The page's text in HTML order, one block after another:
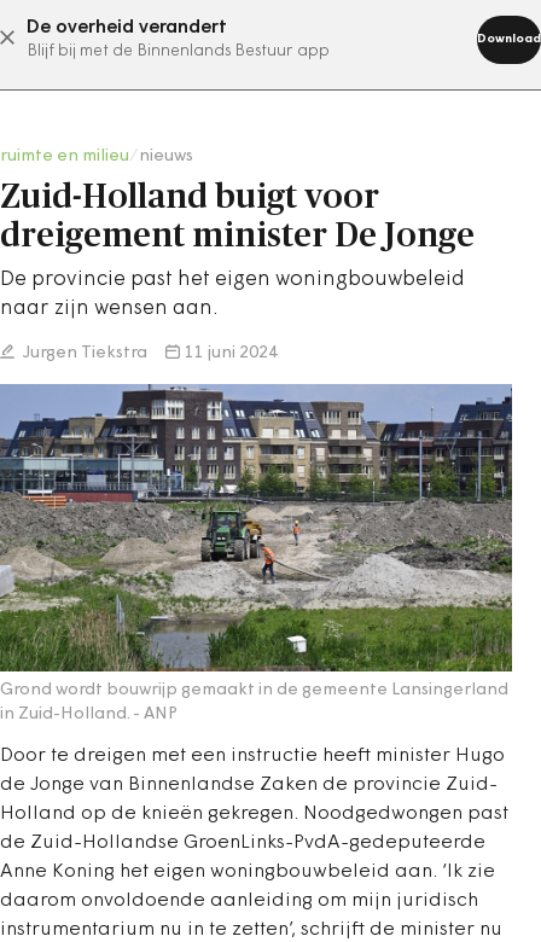
De overheid verandert
Blijf bij met de Binnenlands Bestuur app
Download
abonneer nu
ruimte en milieu nieuws
Zuid-Holland buigt voor
dreigement minister De Jonge
De provincie past het eigen woningbouwbeleid
naar zijn wensen aan.
Jurgen Tiekstra 11 juni 2024
Grond wordt bouwrijp gemaakt in de gemeente Lansingerland
in Zuid-Holland. - ANP
Door te dreigen met een instructie heeft minister Hugo
de Jonge van Binnenlandse Zaken de provincie Zuid-
Holland op de knieën gekregen. Noodgedwongen past
de Zuid-Hollandse GroenLinks-PvdA-gedeputeerde
Anne Koning het eigen woningbouwbeleid aan. ‘Ik zie
daarom onvoldoende aanleiding om mijn juridisch
instrumentarium nu in te zetten’, schrijft de minister nu